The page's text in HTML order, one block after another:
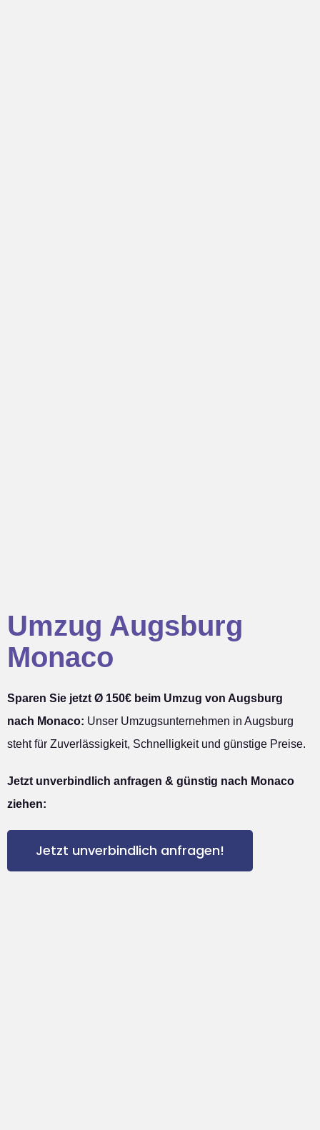
Umzug Augsburg
Monaco
Sparen Sie jetzt Ø 150€ beim Umzug von Augsburg
nach Monaco: Unser Umzugsunternehmen in Augsburg
steht für Zuverlässigkeit, Schnelligkeit und günstige Preise.
Jetzt unverbindlich anfragen & günstig nach Monaco
ziehen:
Jetzt unverbindlich anfragen!